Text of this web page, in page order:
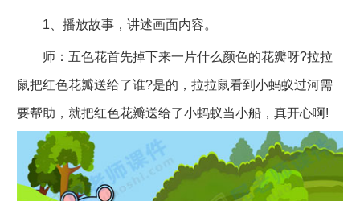
1、播放故事，讲述画面内容。
师：五色花首先掉下来一片什么颜色的花瓣呀?拉拉
鼠把红色花瓣送给了谁?是的，拉拉鼠看到小蚂蚁过河需
要帮助，就把红色花瓣送给了小蚂蚁当小船，真开心啊!